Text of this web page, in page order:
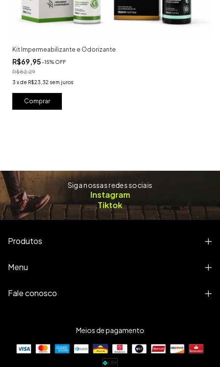
Kit Impermeabilizante e Odorizante
R$69,95-15% OFF
R$82,29
3 xde R$23,32 sem juros
Siga nossas redes sociais
Instagram
Tiktok
Produtos
Menu
Fale conosco
Meios de pagamento